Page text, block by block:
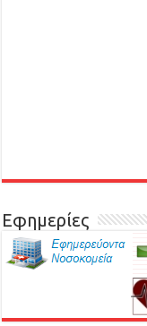
Εφημερίες